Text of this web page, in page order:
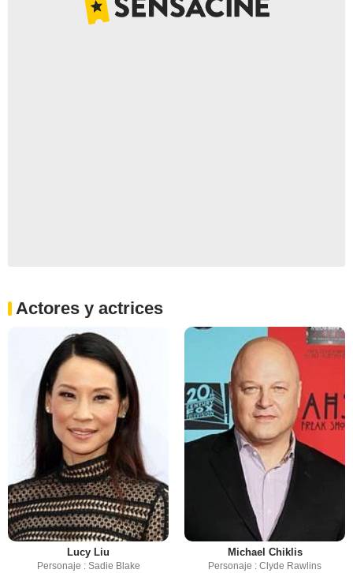
Actores y actrices
Lucy Liu
Personaje : Sadie Blake
Michael Chiklis
Personaje : Clyde Rawlins